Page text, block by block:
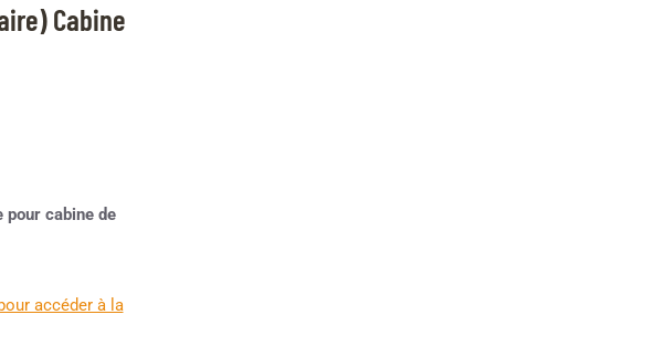
Cabine
pour cabine de
accéder à la